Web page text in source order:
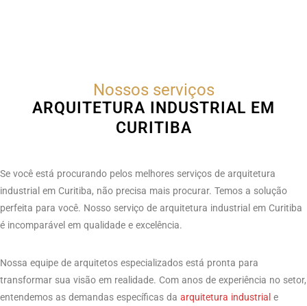
Nossos serviços
ARQUITETURA INDUSTRIAL EM
CURITIBA
Se você está procurando pelos melhores serviços de arquitetura
industrial em Curitiba, não precisa mais procurar. Temos a solução
perfeita para você. Nosso serviço de arquitetura industrial em Curitiba
é incomparável em qualidade e excelência.
Nossa equipe de arquitetos especializados está pronta para
transformar sua visão em realidade. Com anos de experiência no setor,
entendemos as demandas específicas da arquitetura industrial e